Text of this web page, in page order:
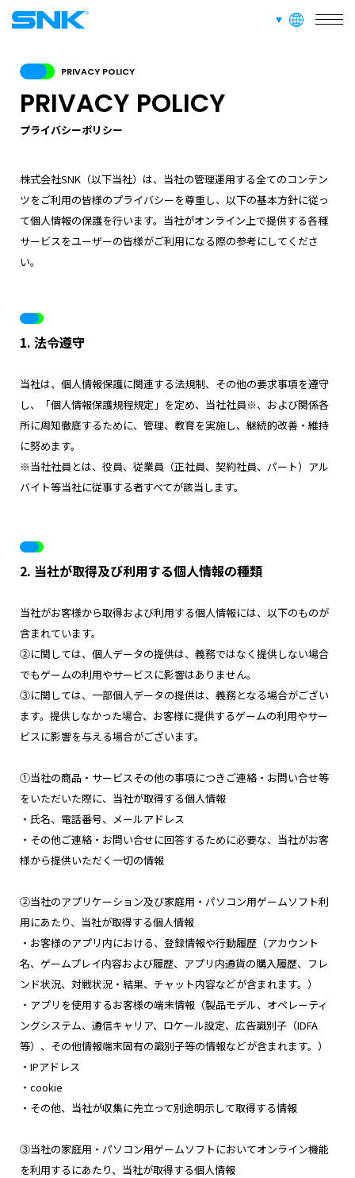
言語切り替え
PRIVACY POLICY
PRIVACY POLICY
プライバシーポリシー
株式会社SNK（以下当社）は、当社の管理運用する全てのコンテン
ツをご利用の皆様のプライバシーを尊重し、以下の基本方針に従っ
て個人情報の保護を行います。当社がオンライン上で提供する各種
サービスをユーザーの皆様がご利用になる際の参考にしてくださ
い。
1. 法令遵守
当社は、個人情報保護に関連する法規制、その他の要求事項を遵守
し、「個人情報保護規程規定」を定め、当社社員※、および関係各
所に周知徹底するために、管理、教育を実施し、継続的改善・維持
に努めます。
※当社社員とは、役員、従業員（正社員、契約社員、パート）アル
バイト等当社に従事する者すべてが該当します。
2. 当社が取得及び利用する個人情報の種類
当社がお客様から取得および利用する個人情報には、以下のものが
含まれています。
②に関しては、個人データの提供は、義務ではなく提供しない場合
でもゲームの利用やサービスに影響はありません。
③に関しては、一部個人データの提供は、義務となる場合がござい
ます。提供しなかった場合、お客様に提供するゲームの利用やサー
ビスに影響を与える場合がございます。
①当社の商品・サービスその他の事項につきご連絡・お問い合せ等
をいただいた際に、当社が取得する個人情報
・氏名、電話番号、メールアドレス
・その他ご連絡・お問い合せに回答するために必要な、当社がお客
様から提供いただく一切の情報
②当社のアプリケーション及び家庭用・パソコン用ゲームソフト利
用にあたり、当社が取得する個人情報
・お客様のアプリ内における、登録情報や行動履歴（アカウント
名、ゲームプレイ内容および履歴、アプリ内通貨の購入履歴、フレ
ンド状況、対戦状況・結果、チャット内容などが含まれます。）
・アプリを使用するお客様の端末情報（製品モデル、オペレーティ
ングシステム、通信キャリア、ロケール設定、広告識別子（IDFA
等）、その他情報端末固有の識別子等の情報などが含まれます。）
・IPアドレス
・cookie
・その他、当社が収集に先立って別途明示して取得する情報
③当社の家庭用・パソコン用ゲームソフトにおいてオンライン機能
を利用するにあたり、当社が取得する個人情報